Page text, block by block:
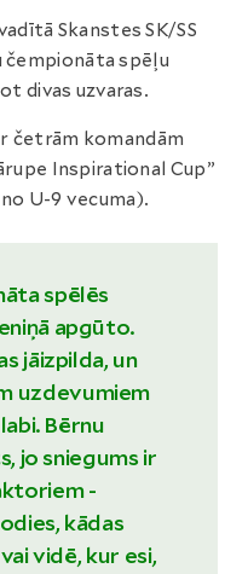
Skanstes SK/SS
spēļu
divas uzvaras.
četrām komandām
Inspirational Cup”
U-9 vecuma).
spēlēs
apgūto.
jāizpilda, un
uzdevumiem
Bērnu
jo sniegums ir
-
kādas
vidē, kur esi,